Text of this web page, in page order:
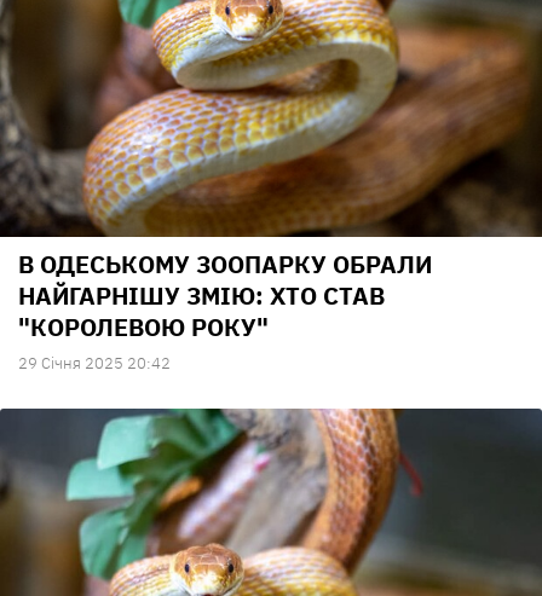
В ОДЕСЬКОМУ ЗООПАРКУ ОБРАЛИ
НАЙГАРНІШУ ЗМІЮ: ХТО СТАВ
"КОРОЛЕВОЮ РОКУ"
29 Сiчня 2025 20:42